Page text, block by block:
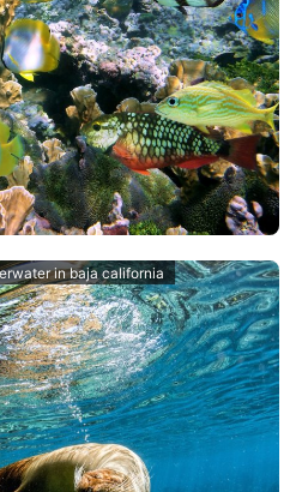
in baja california